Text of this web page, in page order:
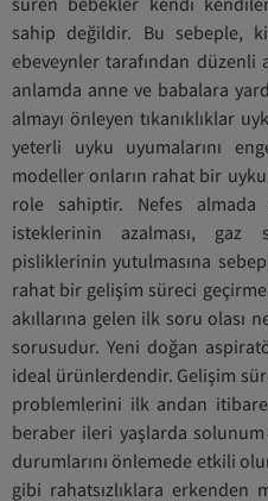
sahip değildir. Bu sebeple,
ebeveynler tarafından düzenli
anlamda anne ve babalara
almayı önleyen tıkanıklıklar
yeterli uyku uyumalarını
modeller onların rahat bir
role sahiptir. Nefes almada
isteklerinin azalması, gaz
pisliklerinin yutulmasına
rahat bir gelişim süreci
akıllarına gelen ilk soru olası
sorusudur. Yeni doğan
ideal ürünlerdendir. Gelişim
problemlerini ilk andan
beraber ileri yaşlarda solunum
durumlarını önlemede etkili
gibi rahatsızlıklara erkenden